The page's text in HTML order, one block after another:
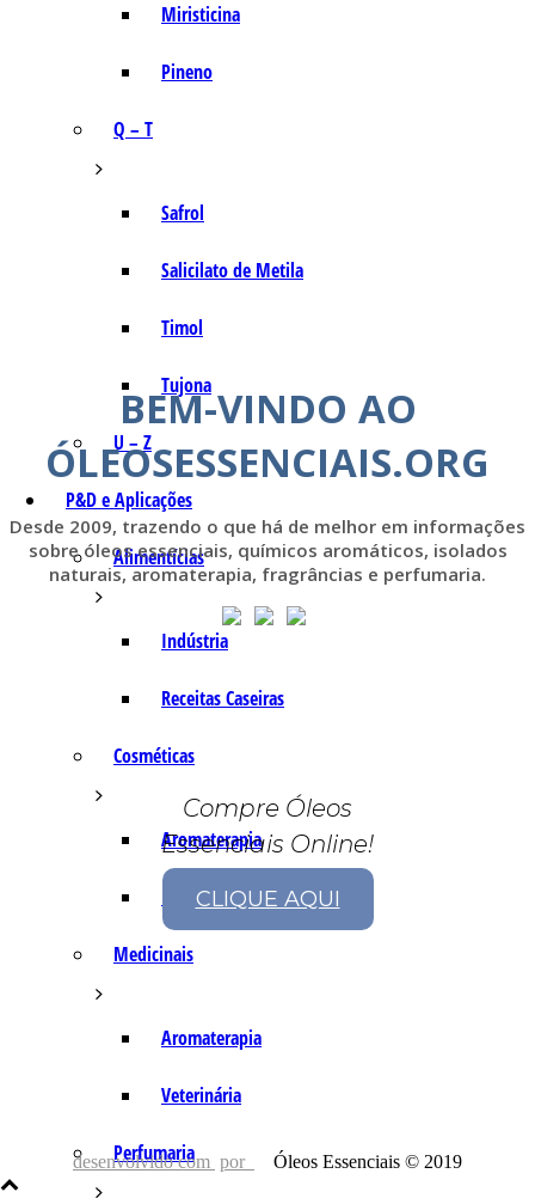
Miristicina
Pineno
Q – T
Safrol
Salicilato de Metila
Timol
Tujona
U – Z
P&D e Aplicações
Alimentícias
Indústria
Receitas Caseiras
Cosméticas
Aromaterapia
Fórmulas Caseiras
Medicinais
Aromaterapia
Veterinária
Perfumaria
BEM-VINDO AO
ÓLEOSESSENCIAIS.ORG
Desde 2009, trazendo o que há de melhor em informações
sobre óleos essenciais, químicos aromáticos, isolados
naturais, aromaterapia, fragrâncias e perfumaria.
Compre Óleos
Essenciais Online!
CLIQUE AQUI
desenvolvido com por Óleos Essenciais © 2019